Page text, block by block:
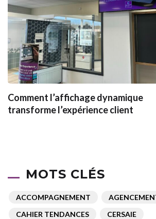
Comment l’affichage dynamique
transforme l’expérience client
MOTS CLÉS
ACCOMPAGNEMENT
CAHIER TENDANCES
CERSAIE